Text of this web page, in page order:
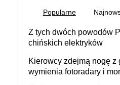
Popularne
Z tych dwóch powodów
chińskich elektryków
Kierowcy zdejmą nogę z
wymienia fotoradary i